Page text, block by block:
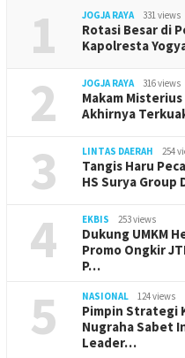
1 JOGJA RAYA 331 views
Rotasi Besar di
Kapolresta
2 JOGJA RAYA 316 views
Makam
Akhirnya
3 LINTAS DAERAH 254
Tangis Haru
HS Surya
4 EKBIS 253 views
Dukung UMKM
Promo Ongkir
P…
5 NASIONAL 124 views
Pimpin Strategi
Nugraha Sabet
Leader…